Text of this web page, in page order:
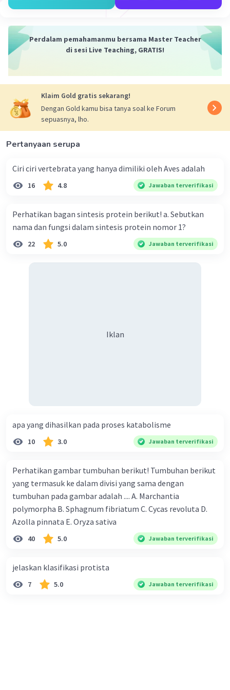
hidrogen, karbon, oksigen, dan nitrogen
Balas
Perdalam pemahamanmu bersama Master Teacher
di sesi Live Teaching, GRATIS!
Klaim Gold gratis sekarang!
Dengan Gold kamu bisa tanya soal ke Forum
sepuasnya, lho.
Pertanyaan serupa
Ciri ciri vertebrata yang hanya dimiliki oleh Aves adalah
16 4.8 Jawaban terverifikasi
Perhatikan bagan sintesis protein berikut! a. Sebutkan
nama dan fungsi dalam sintesis protein nomor 1?
22 5.0 Jawaban terverifikasi
Iklan
apa yang dihasilkan pada proses katabolisme
10 3.0 Jawaban terverifikasi
Perhatikan gambar tumbuhan berikut! Tumbuhan berikut
yang termasuk ke dalam divisi yang sama dengan
tumbuhan pada gambar adalah .... A. Marchantia
polymorpha B. Sphagnum fibriatum C. Cycas revoluta D.
Azolla pinnata E. Oryza sativa
40 5.0 Jawaban terverifikasi
jelaskan klasifikasi protista
7 5.0 Jawaban terverifikasi